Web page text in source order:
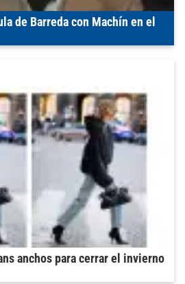
de Barreda con Machín en el
anchos para cerrar el invierno